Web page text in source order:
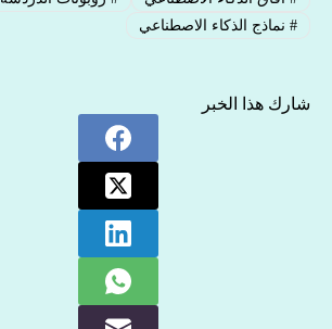
#نماذج الذكاء الاصطناعي
شارك هذا الخبر